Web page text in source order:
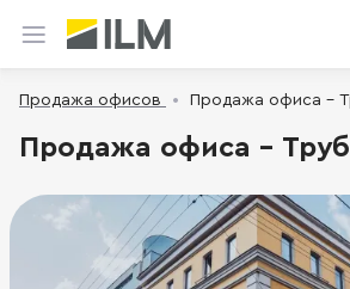
Продажа офисов Продажа офиса -
Продажа офиса -